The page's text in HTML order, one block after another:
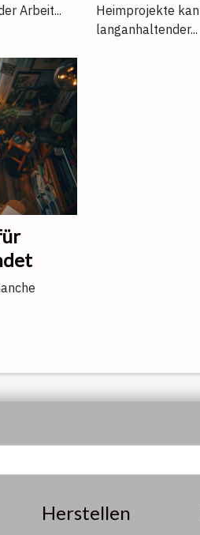
Arbeit...
Heimprojekte
langanhaltender...
Herstellen